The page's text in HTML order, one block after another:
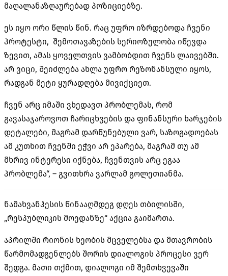
მაღალანაზღაურებად პოზიციებზე.
ეს იყო ორი წლის წინ. რაც უფრო იზრდებოდა ჩვენი
პროტესტი, შემოთავაზების სერიოზულობა იწევდა
ზევით, ამას ყოველთვის ვამბობდით ჩვენს ლაივებში.
არ ვიცი, შეიძლება ახლა უფრო რეზონანსული იყოს,
რადგან მეტი ყურადღება მივიქციეთ.
ჩვენ არც იმაში ვხედავთ პრობლემას, რომ
გავასაჯაროვოთ ჩარიცხვების და ფინანსური ხარჯების
დეტალები, მაგრამ დარწუნებული ვარ, საზოგადოებას
ამ კუთხით ჩვენში ეჭვი არ ეპარება, მაგრამ თუ ამ
მხრივ ინტერესი იქნება, ჩვენთვის არც ეგაა
პრობლემა“, – გვითხრა ვარლამ გოლეთიანმა.
ნამახვანჰესის წინააღმდეგ დღეს თბილისში,
„რესპუბლიკის მოედანზე“ აქცია გაიმართა.
აპრილში რიონის ხეობის მცველებსა და მთავრობის
წარმომადგენლებს შორის დიალოგის პროცესი ვერ
შედგა. მათი თქმით, დიალოგი იმ შემთხვევაში